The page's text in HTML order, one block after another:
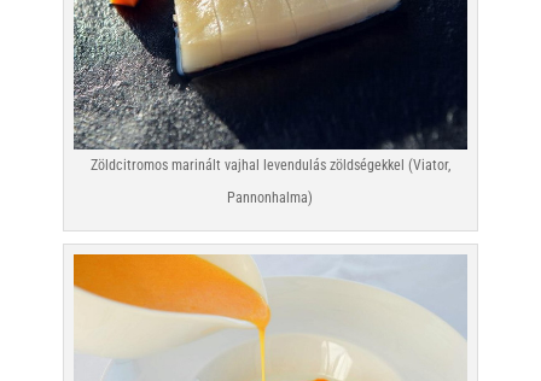
Zöldcitromos marinált vajhal levendulás zöldségekkel (Viator,
Pannonhalma)